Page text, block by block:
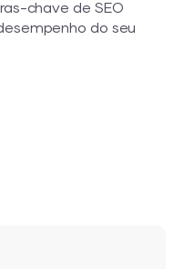
chave de SEO
do seu